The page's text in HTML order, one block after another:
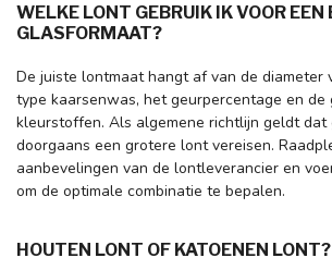
WELKE LONT GEBRUIK IK VOOR EEN
GLASFORMAAT?
De juiste lontmaat hangt af van de diameter
type kaarsenwas, het geurpercentage en de
kleurstoffen. Als algemene richtlijn geldt dat
doorgaans een grotere lont vereisen.
aanbevelingen van de lontleverancier en
om de optimale combinatie te bepalen.
HOUTEN LONT OF KATOENEN LONT?